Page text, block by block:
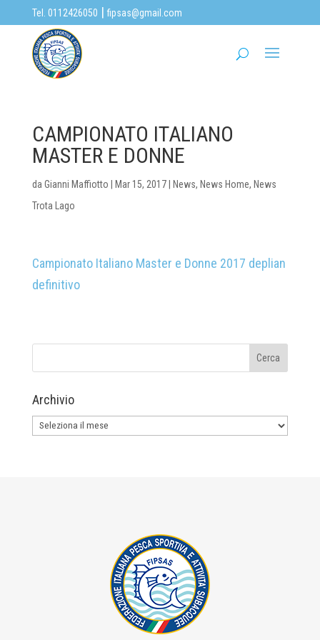
Tel. 0112426050 | fipsas@gmail.com
CAMPIONATO ITALIANO
MASTER E DONNE
da Gianni Maffiotto Mar 15, 2017| News, News Home, News
Trota Lago
Campionato Italiano Master e Donne 2017 deplian
definitivo
Archivio
Archivio